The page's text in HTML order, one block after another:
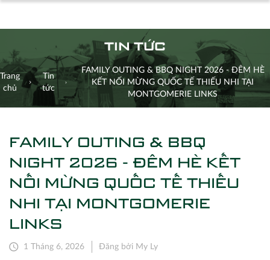
TIN TỨC
Trang
chủ
Tin
tức
FAMILY OUTING & BBQ NIGHT 2026 - ĐÊM HÈ
KẾT NỐI MỪNG QUỐC TẾ THIẾU NHI TẠI
MONTGOMERIE LINKS
FAMILY OUTING & BBQ
NIGHT 2026 - ĐÊM HÈ KẾT
NỐI MỪNG QUỐC TẾ THIẾU
NHI TẠI MONTGOMERIE
LINKS
1 Tháng 6, 2026 Đăng bởi My Ly